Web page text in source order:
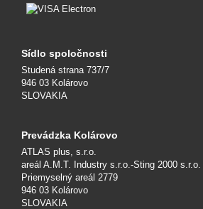
Sídlo spoločnosti
Studená strana 737/7
946 03 Kolárovo
SLOVAKIA
Prevádzka Kolárovo
ATLAS plus, s.r.o.
areál A.M.T. Industry s.r.o.-Sting 2000 s.r.o.
Priemyselný areál 2779
946 03 Kolárovo
SLOVAKIA